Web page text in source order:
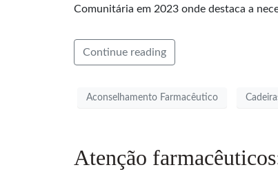
Comunitária em 2023 onde destaca a
Continue reading
Aconselhamento Farmacêutico
Atenção